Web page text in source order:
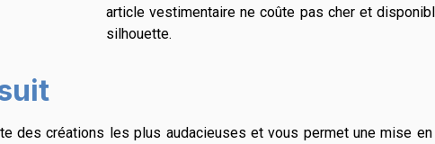
article vestimentaire ne coûte pas cher et
silhouette.
des créations les plus audacieuses et vous permet une mise